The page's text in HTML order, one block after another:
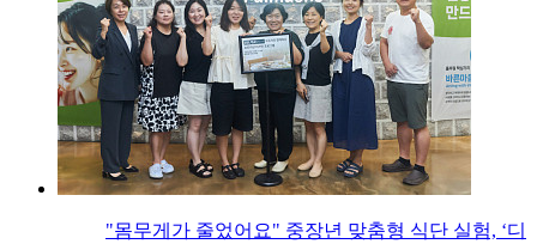
"몸무게가 줄었어요" 중장년 맞춤형 식단 실험, ‘디